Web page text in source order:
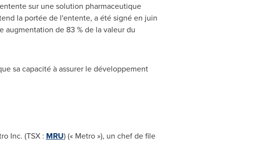
sur une solution pharmaceutique
la portée de l'entente, a été signé en juin
augmentation de 83 % de la valeur du
sa capacité à assurer le développement
Inc. (TSX : MRU) (« Metro »), un chef de file